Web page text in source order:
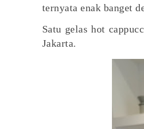
ternyata enak banget
Satu gelas hot
Jakarta.